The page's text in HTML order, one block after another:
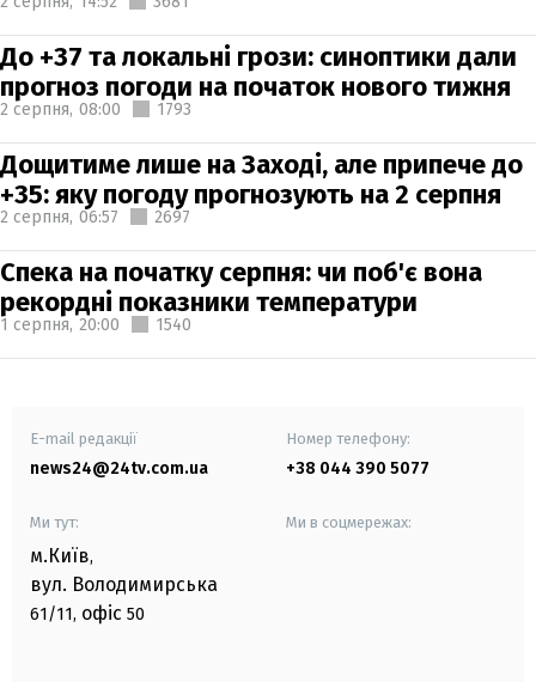
До +37 та локальні грози: синоптики дали
прогноз погоди на початок нового тижня
2 серпня, 08:00 1793
Дощитиме лише на Заході, але припече до
+35: яку погоду прогнозують на 2 серпня
2 серпня, 06:57 2697
Спека на початку серпня: чи поб'є вона
рекордні показники температури
1 серпня, 20:00 1540
E-mail редакції
news24@24tv.com.ua
Номер телефону:
+38 044 390 5077
Ми тут:
м.Київ,
вул. Володимирська
61/11, офіс 50
Ми в соцмережах: